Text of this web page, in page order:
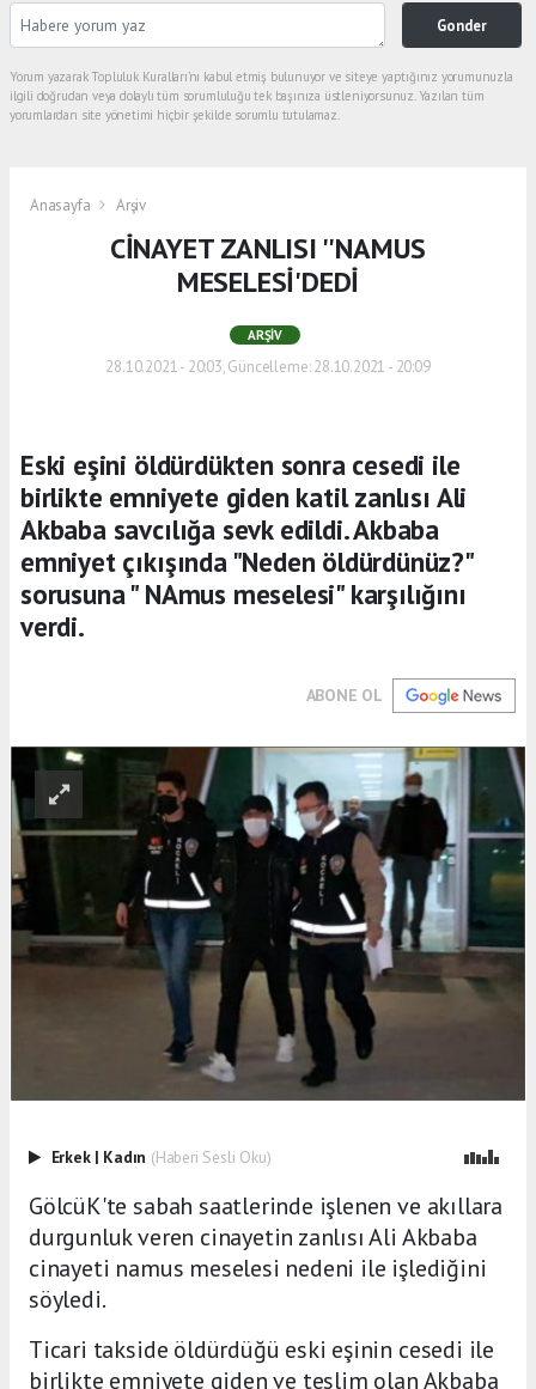
Gonder
Yorum yazarak Topluluk Kuralları’nı kabul etmiş bulunuyor ve siteye yaptığınız yorumunuzla
ilgili doğrudan veya dolaylı tüm sorumluluğu tek başınıza üstleniyorsunuz. Yazılan tüm
yorumlardan site yönetimi hiçbir şekilde sorumlu tutulamaz.
Anasayfa Arşiv
CİNAYET ZANLISI ''NAMUS
MESELESİ'DEDİ
ARŞIV
28.10.2021 - 20:03, Güncelleme: 28.10.2021 - 20:09
Eski eşini öldürdükten sonra cesedi ile
birlikte emniyete giden katil zanlısı Ali
Akbaba savcılığa sevk edildi. Akbaba
emniyet çıkışında "Neden öldürdünüz?"
sorusuna " NAmus meselesi" karşılığını
verdi.
ABONE OL
Erkek | Kadın (Haberi Sesli Oku)
GölcüK'te sabah saatlerinde işlenen ve akıllara
durgunluk veren cinayetin zanlısı Ali Akbaba
cinayeti namus meselesi nedeni ile işlediğini
söyledi.
Ticari takside öldürdüğü eski eşinin cesedi ile
birlikte emniyete giden ve teslim olan Akbaba